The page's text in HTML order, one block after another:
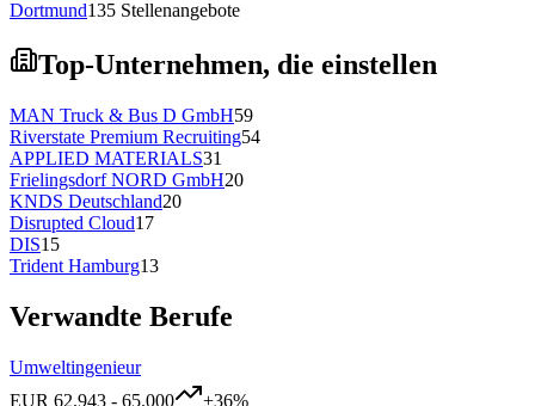
Dortmund135 Stellenangebote
Top-Unternehmen, die einstellen
MAN Truck & Bus D GmbH59
Riverstate Premium Recruiting54
APPLIED MATERIALS31
Frielingsdorf NORD GmbH20
KNDS Deutschland20
Disrupted Cloud17
DIS15
Trident Hamburg13
Verwandte Berufe
Umweltingenieur
EUR 62.943 - 65.000 +36%